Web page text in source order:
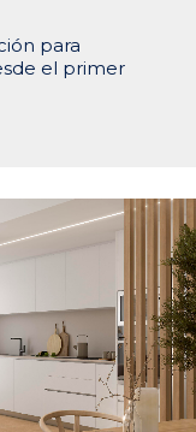
para
el primer